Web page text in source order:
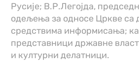
Русије; В.Р.Легојда,
одељења за односе Цркве са
средствима информисања;
представници државне
и културни делатници.